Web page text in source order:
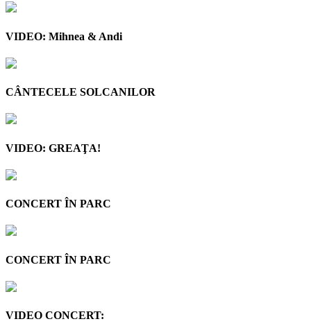
VIDEO: Mihnea & Andi
CÂNTECELE SOLCANILOR
VIDEO: GREAŢA!
CONCERT ÎN PARC
CONCERT ÎN PARC
VIDEO CONCERT: